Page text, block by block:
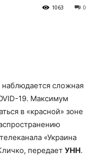
0
1063
сложная
19. Максимум
в «красной» зоне
«Украина
передает УНН.